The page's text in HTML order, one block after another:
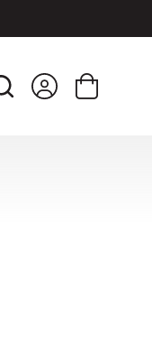
Winkelwagen